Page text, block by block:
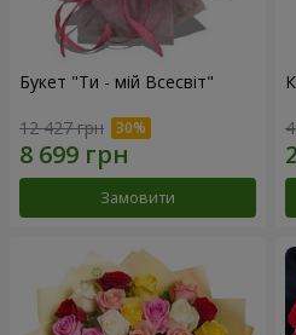
Букет "Ти - мій Всесвіт"
12 427 грн
Замовити